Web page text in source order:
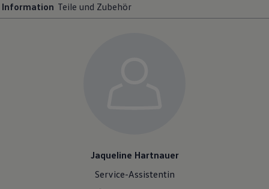
Information Teile und Zubehör
Jaqueline Hartnauer
Service-Assistentin